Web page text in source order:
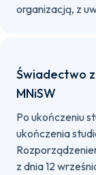
organizacją, z
Świadectwo
MNiSW
Po ukończeniu
ukończenia
z dnia 12